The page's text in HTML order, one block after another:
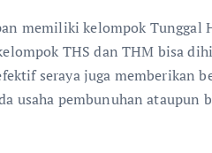
memiliki kelompok Tunggal
THS dan THM bisa
seraya juga memberikan
usaha pembunuhan ataupun